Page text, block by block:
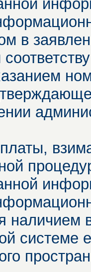
в
наличием
системе